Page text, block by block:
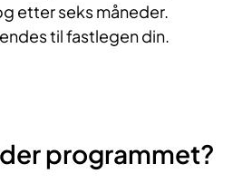
etter seks måneder.
til fastlegen din.
programmet?